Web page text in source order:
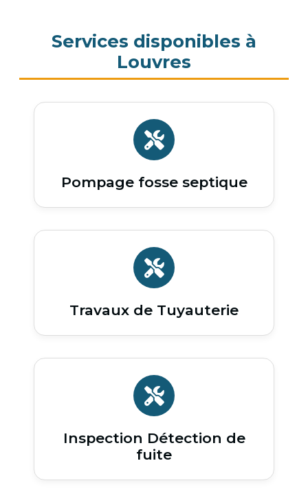
Services disponibles à
Louvres
Pompage fosse septique
Travaux de Tuyauterie
Inspection Détection de
fuite